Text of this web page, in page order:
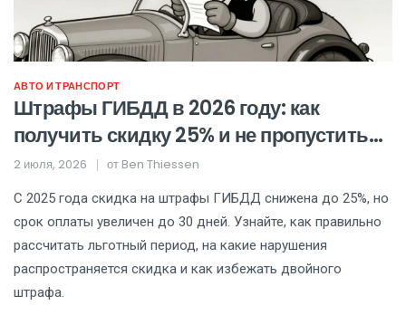
АВТО И ТРАНСПОРТ
Штрафы ГИБДД в 2026 году: как
получить скидку 25% и не пропустить
срок
2 июля, 2026 от Ben Thiessen
С 2025 года скидка на штрафы ГИБДД снижена до 25%, но
срок оплаты увеличен до 30 дней. Узнайте, как правильно
рассчитать льготный период, на какие нарушения
распространяется скидка и как избежать двойного
штрафа.